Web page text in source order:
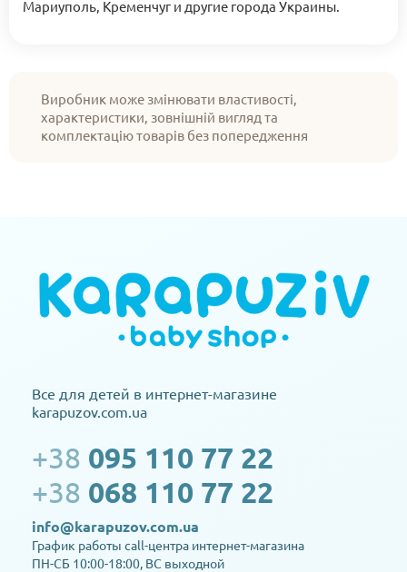
Мариуполь, Кременчуг и другие города Украины.
Виробник може змінювати властивості,
характеристики, зовнішній вигляд та
комплектацію товарів без попередження
Все для детей в интернет-магазине
karapuzov.com.ua
+38 095 110 77 22
+38 068 110 77 22
info@karapuzov.com.ua
График работы call-центра интернет-магазина
ПН-СБ 10:00-18:00, ВС выходной